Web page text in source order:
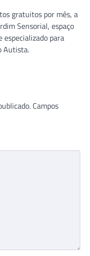
gratuitos por mês, a
Sensorial, espaço
para
Autista.
Campos